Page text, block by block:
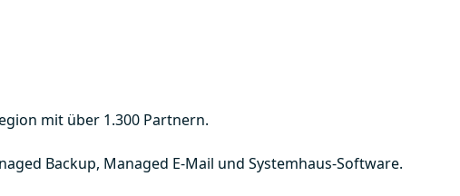
mit über 1.300 Partnern.
Backup, Managed E-Mail und Systemhaus-Software.